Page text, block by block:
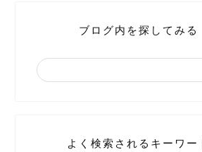
ブログ内を探してみる
よく検索されるキーワー